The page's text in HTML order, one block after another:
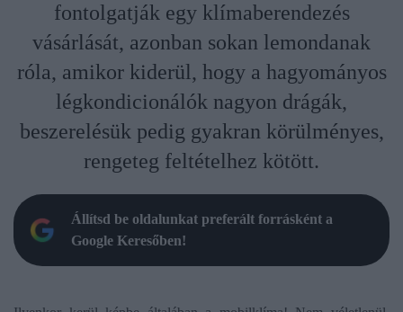
fontolgatják egy klímaberendezés
vásárlását, azonban sokan lemondanak
róla, amikor kiderül, hogy a hagyományos
légkondicionálók nagyon drágák,
beszerelésük pedig gyakran körülményes,
rengeteg feltételhez kötött.
Állítsd be oldalunkat preferált forrásként a
Google Keresőben!